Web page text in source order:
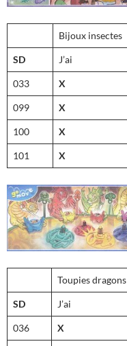
Bijoux insectes
SD J’ai
033 X
099 X
100 X
101 X
Toupies dragons
SD J’ai
036 X